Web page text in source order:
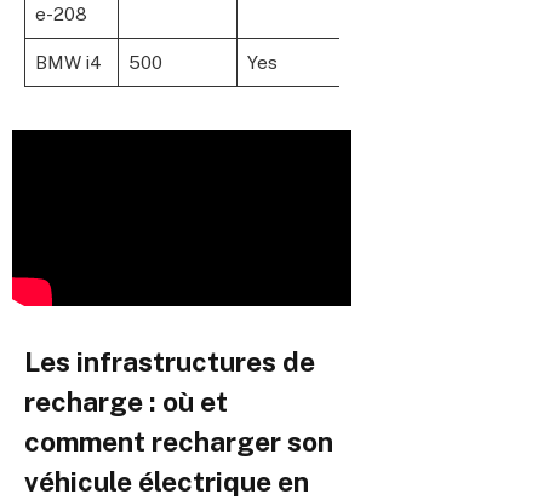
e-208
BMW i4 500 Yes
Les infrastructures de
recharge : où et
comment recharger son
véhicule électrique en